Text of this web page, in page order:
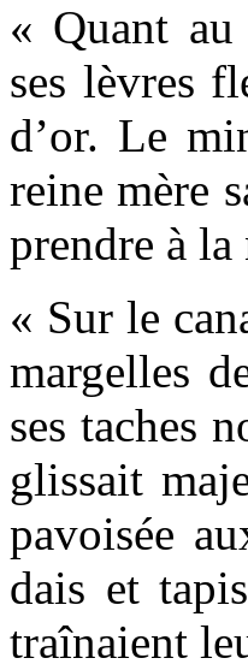
« Quant
ses lèvres
d’or. Le
reine mère
prendre à la
« Sur le
margelles
ses taches
glissait
pavoisée
dais et
traînaient